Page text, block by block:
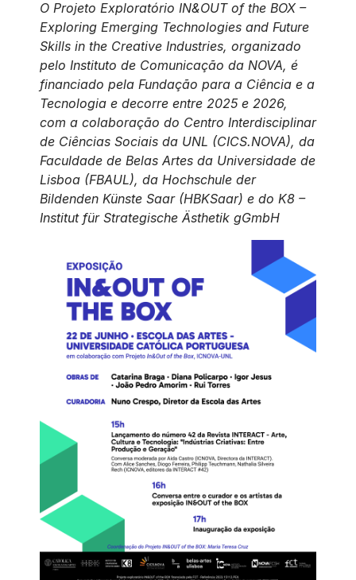
O Projeto Exploratório IN&OUT of the BOX –
Exploring Emerging Technologies and Future
Skills in the Creative Industries, organizado
pelo Instituto de Comunicação da NOVA, é
financiado pela Fundação para a Ciência e a
Tecnologia e decorre entre 2025 e 2026,
com a colaboração do Centro Interdisciplinar
de Ciências Sociais da UNL (CICS.NOVA), da
Faculdade de Belas Artes da Universidade de
Lisboa (FBAUL), da Hochschule der
Bildenden Künste Saar (HBKSaar) e do K8 –
Institut für Strategische Ästhetik gGmbH